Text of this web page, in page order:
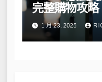
完整購物攻略
1 月 23, 2025